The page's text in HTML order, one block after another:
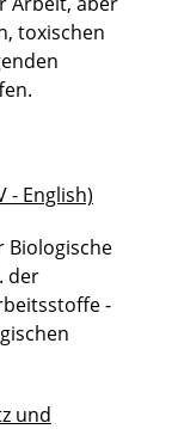
-
toxischen
- English)
Biologische
der
-
und